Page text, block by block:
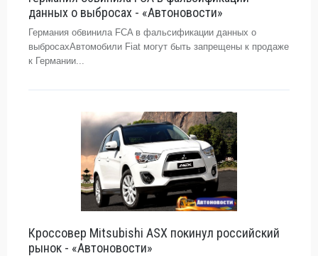
данных о выбросах - «Автоновости»
Германия обвинила FCA в фальсификации данных о
выбросахАвтомобили Fiat могут быть запрещены к продаже
к Германии...
Кроссовер Mitsubishi ASX покинул российский
рынок - «Автоновости»